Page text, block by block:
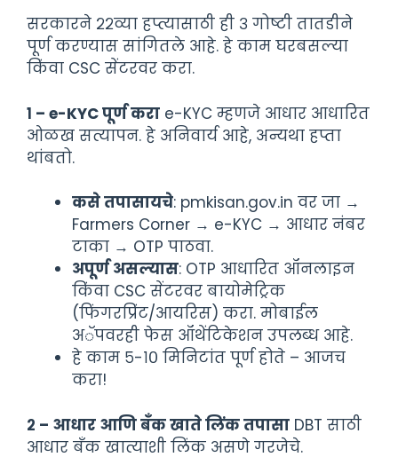
सरकारने २२व्या हप्त्यासाठी ही ३ गोष्टी तातडीने
पूर्ण करण्यास सांगितले आहे. हे काम घरबसल्या
किंवा CSC सेंटरवर करा.
१ – e-KYC पूर्ण करा e-KYC म्हणजे आधार आधारित
ओळख सत्यापन. हे अनिवार्य आहे, अन्यथा हप्ता
थांबतो.
कसे तपासायचे: pmkisan.gov.in वर जा →
Farmers Corner → e-KYC → आधार नंबर
टाका → OTP पाठवा.
अपूर्ण असल्यास: OTP आधारित ऑनलाइन
किंवा CSC सेंटरवर बायोमेट्रिक
(फिंगरप्रिंट/आयरिस) करा. मोबाईल
अॅपवरही फेस ऑथेंटिकेशन उपलब्ध आहे.
हे काम ५-१० मिनिटांत पूर्ण होते – आजच
करा!
२ – आधार आणि बँक खाते लिंक तपासा DBT साठी
आधार बँक खात्याशी लिंक असणे गरजेचे.